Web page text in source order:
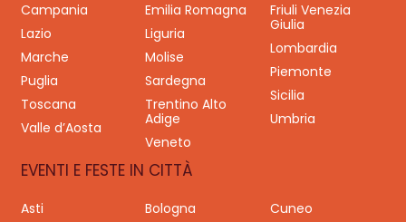
Campania
Emilia Romagna
Friuli Venezia
Giulia
Lazio
Liguria
Lombardia
Marche
Molise
Piemonte
Puglia
Sardegna
Sicilia
Toscana
Trentino Alto
Adige
Umbria
Valle d’Aosta
Veneto
EVENTI E FESTE IN CITTÀ
Asti Bologna
Cuneo